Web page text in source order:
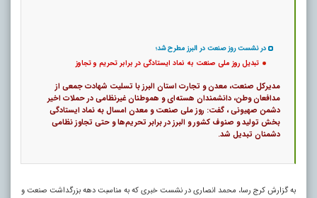
در نشست روز صنعت در البرز مطرح شد؛
تبدیل روز ملی صنعت به نماد ایستادگی در برابر تحریم و تجاوز
مدیرکل صنعت، معدن و تجارت استان البرز با تسلیت شهادت جمعی از
مدافعان وطن، دانشمندان هسته‌ای و هموطنان غیرنظامی در حملات اخیر
دشمن صهیونی ، گفت: روز ملی صنعت و معدن امسال به نماد ایستادگی
بخش تولید و صنوف کشور و البرز در برابر تحریم‌ها و حتی تجاوز نظامی
دشمنان تبدیل شد.
به گزارش کرج رسا، محمد انصاری در نشست خبری که به مناسبت دهه بزرگداشت صنعت و